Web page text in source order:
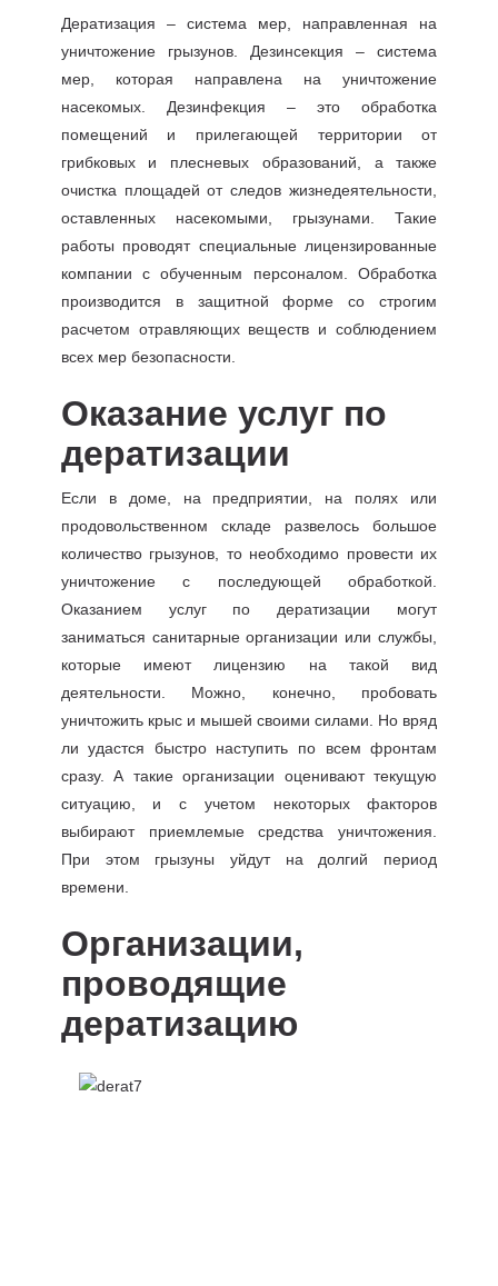
Дератизация – система мер, направленная на
уничтожение грызунов. Дезинсекция – система
мер, которая направлена на уничтожение
насекомых. Дезинфекция – это обработка
помещений и прилегающей территории от
грибковых и плесневых образований, а также
очистка площадей от следов жизнедеятельности,
оставленных насекомыми, грызунами. Такие
работы проводят специальные лицензированные
компании с обученным персоналом. Обработка
производится в защитной форме со строгим
расчетом отравляющих веществ и соблюдением
всех мер безопасности.
Оказание услуг по
дератизации
Если в доме, на предприятии, на полях или
продовольственном складе развелось большое
количество грызунов, то необходимо провести их
уничтожение с последующей обработкой.
Оказанием услуг по дератизации могут
заниматься санитарные организации или службы,
которые имеют лицензию на такой вид
деятельности. Можно, конечно, пробовать
уничтожить крыс и мышей своими силами. Но вряд
ли удастся быстро наступить по всем фронтам
сразу. А такие организации оценивают текущую
ситуацию, и с учетом некоторых факторов
выбирают приемлемые средства уничтожения.
При этом грызуны уйдут на долгий период
времени.
Организации,
проводящие
дератизацию